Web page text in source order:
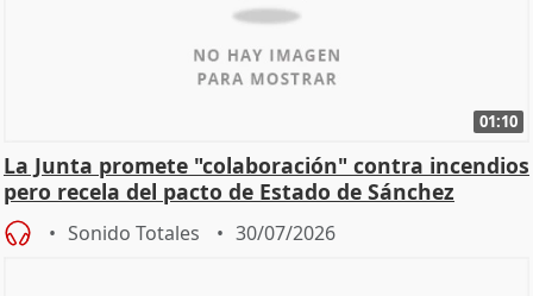
01:10
La Junta promete "colaboración" contra incendios
pero recela del pacto de Estado de Sánchez
Sonido Totales 30/07/2026